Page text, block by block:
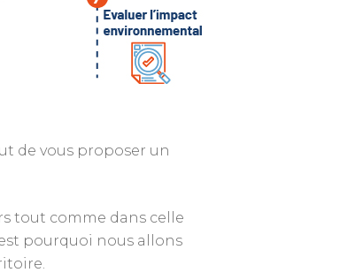
de vous proposer un
tout comme dans celle
pourquoi nous allons